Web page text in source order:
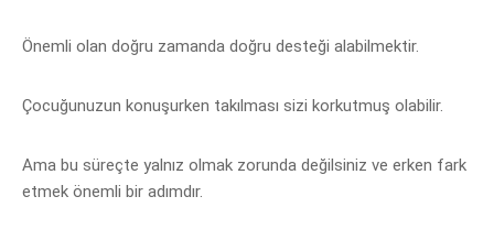
Önemli olan doğru zamanda doğru desteği alabilmektir.
Çocuğunuzun konuşurken takılması sizi korkutmuş olabilir.
Ama bu süreçte yalnız olmak zorunda değilsiniz ve erken fark
etmek önemli bir adımdır.